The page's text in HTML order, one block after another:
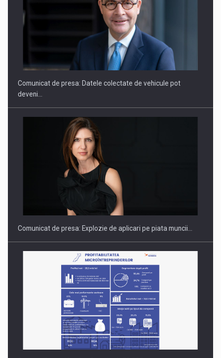
ROOTED IN ROMANIA, BUILT TO DELIVER TECHNOLOGY FOR
PUTTING ROMANIAN CORPORATE COMPANIES ON THE
INTERNATIONAL BUSINESS SCENE
Comunicat de presa: Datele colectate de vehicule pot
deveni…
Comunicat de presa: Explozie de aplicari pe piata muncii…